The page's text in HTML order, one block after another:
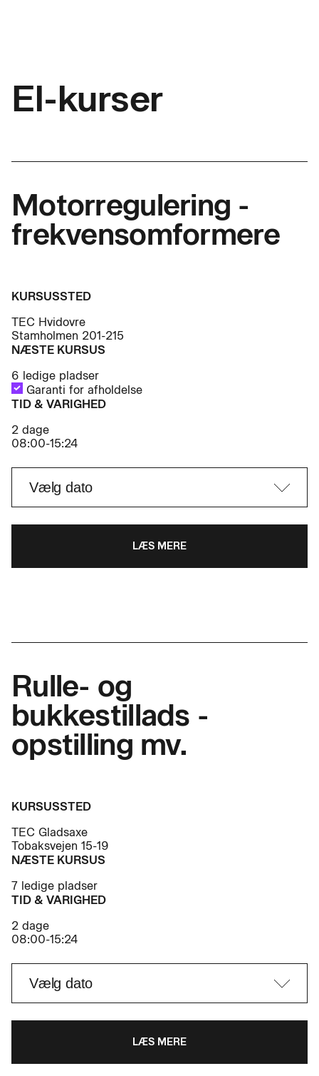
El-kurser
Motorregulering -
frekvensomformere
KURSUSSTED
TEC Hvidovre
Stamholmen 201-215
NÆSTE KURSUS
6 ledige pladser
Garanti for afholdelse
TID & VARIGHED
2 dage
08:00-15:24
LÆS MERE
Rulle- og
bukkestillads -
opstilling mv.
KURSUSSTED
TEC Gladsaxe
Tobaksvejen 15-19
NÆSTE KURSUS
7 ledige pladser
TID & VARIGHED
2 dage
08:00-15:24
LÆS MERE